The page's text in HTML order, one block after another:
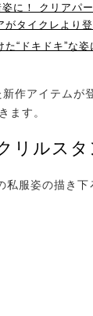
に！ クリアパ
がタイクレより
た“ドキドキ”な
作アイテムが
ます。
リルス
服姿の描き下